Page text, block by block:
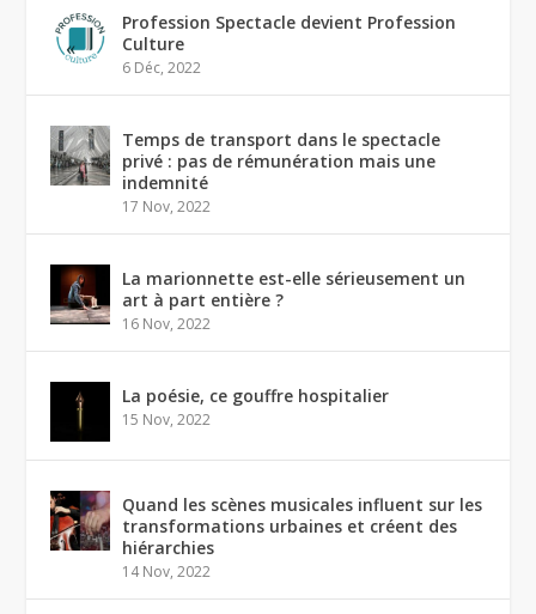
Profession Spectacle devient Profession
Culture
6 Déc, 2022
Temps de transport dans le spectacle
privé : pas de rémunération mais une
indemnité
17 Nov, 2022
La marionnette est-elle sérieusement un
art à part entière ?
16 Nov, 2022
La poésie, ce gouffre hospitalier
15 Nov, 2022
Quand les scènes musicales influent sur les
transformations urbaines et créent des
hiérarchies
14 Nov, 2022